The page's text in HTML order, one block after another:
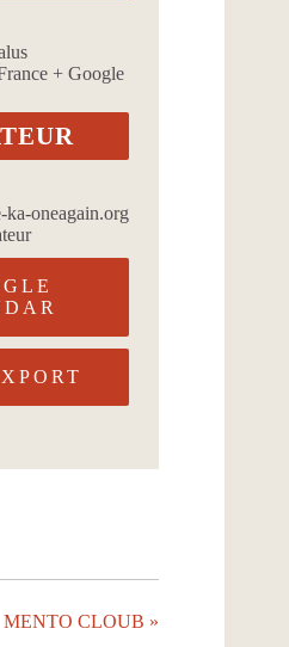
+ Google
oneagain.org
MENTO CLOUB »